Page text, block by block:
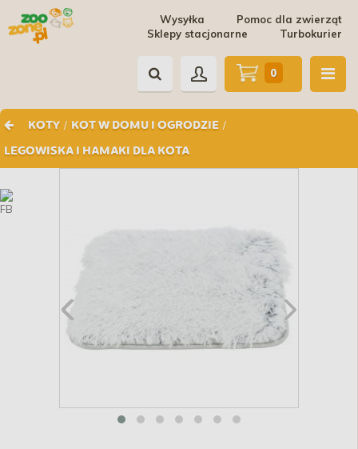
Pomoc dla zwierząt
Wysyłka
Turbokurier
Sklepy stacjonarne
KOTY / KOT W DOMU I OGRODZIE /
LEGOWISKA I HAMAKI DLA KOTA
0